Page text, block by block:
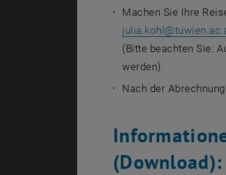
Machen Sie Ihre
julia.kohl @
(Bitte beachten Sie:
werden).
Nach der
(Download):